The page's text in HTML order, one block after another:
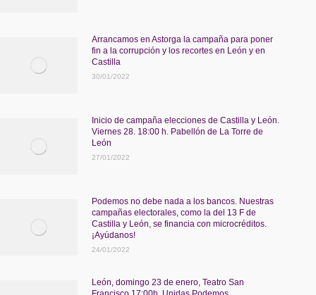
Arrancamos en Astorga la campaña para poner
fin a la corrupción y los recortes en León y en
Castilla
30/01/2022
Inicio de campaña elecciones de Castilla y León.
Viernes 28. 18:00 h. Pabellón de La Torre de
León
27/01/2022
Podemos no debe nada a los bancos. Nuestras
campañas electorales, como la del 13 F de
Castilla y León, se financia con microcréditos.
¡Ayúdanos!
24/01/2022
León, domingo 23 de enero, Teatro San